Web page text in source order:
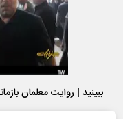
ببینید | روایت معلمان